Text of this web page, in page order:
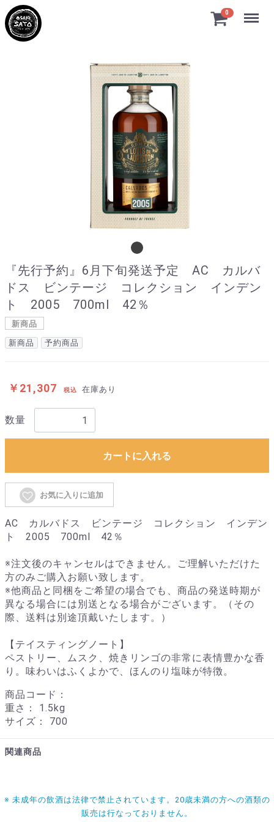
0 Menu
『先行予約』6月下旬発送予定 AC カルバ
ドス ビンテージ コレクション インデン
ト 2005 700ml 42％
新商品
新商品 予約商品
￥21,307 税込 在庫あり
数量
カートに入れる
お気に入りに追加
AC カルバドス ビンテージ コレクション インデン
ト 2005 700ml 42％
※注文後のキャンセルはできません。ご理解いただけた
方のみご購入お願い致します。
※他商品と同梱をご希望の場合でも、商品の発送時期が
異なる場合には別送となる場合がございます。（その
際、送料は別途頂戴いたします。）
【テイスティングノート】
ペストリー、ムスク、焼きリンゴの非常に表情豊かな香
り。味わいはふくよかで、ほんのり塩味が特徴。
商品コード：
重さ： 1.5kg
サイズ： 700
関連商品
※ 未成年の飲酒は法律で禁止されています。20歳未満の方への酒類の
販売は行なっておりません。